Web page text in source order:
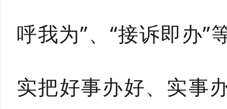
呼我为”、“接诉即办
实把好事办好、实事